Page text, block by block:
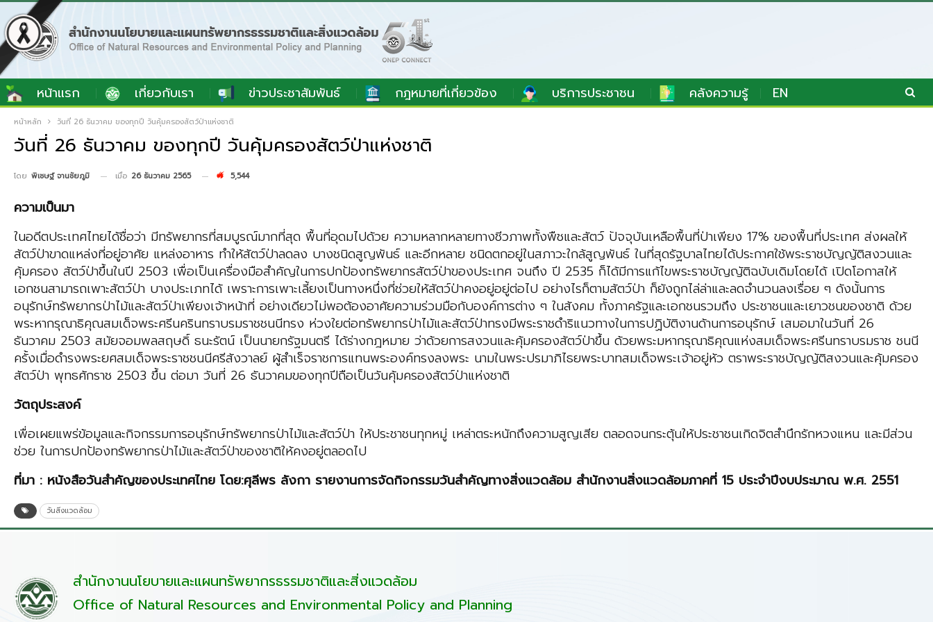
หน้าแรก เกี่ยวกับเรา ข่าวประชาสัมพันธ์ กฎหมายที่เกี่ยวข้อง บริการประชาชน คลังความรู้ EN
หน้าหลัก วันที่ 26 ธันวาคม ของทุกปี วันคุ้มครองสัตว์ป่าแห่งชาติ
วันที่ 26 ธันวาคม ของทุกปี วันคุ้มครองสัตว์ป่าแห่งชาติ
โดย พิเชษฐ์ จานชัยภูมิ เมื่อ 26 ธันวาคม 2565 5,544
ความเป็นมา
ในอดีตประเทศไทยได้ชื่อว่า มีทรัพยากรที่สมบูรณ์มากที่สุด พื้นที่อุดมไปด้วย ความหลากหลายทางชีวภาพทั้งพืชและสัตว์ ปัจจุบันเหลือพื้นที่ป่าเพียง 17% ของพื้นที่ประเทศ ส่งผลให้
สัตว์ป่าขาดแหล่งที่อยู่อาศัย แหล่งอาหาร ทําให้สัตว์ป่าลดลง บางชนิดสูญพันธ์ และอีกหลาย ชนิดตกอยู่ในสภาวะใกล้สูญพันธ์ ในที่สุดรัฐบาลไทยได้ประกาศใช้พระราชบัญญัติสงวนและ
คุ้มครอง สัตว์ป่าขึ้นในปี 2503 เพื่อเป็นเครื่องมือสําคัญในการปกป้องทรัพยากรสัตว์ป่าของประเทศ จนถึง ปี 2535 ก็ได้มีการแก้ไขพระราชบัญญัติฉบับเดิมโดยได้ เปิดโอกาสให้
เอกชนสามารถเพาะสัตว์ป่า บางประเภทได้ เพราะการเพาะเลี้ยงเป็นทางหนึ่งที่ช่วยให้สัตว์ป่าคงอยู่อยู่ต่อไป อย่างไรก็ตามสัตว์ป่า ก็ยังถูกไล่ล่าและลดจํานวนลงเรื่อย ๆ ดังนั้นการ
อนุรักษ์ทรัพยากรป่าไม้และสัตว์ป่าเพียงเจ้าหน้าที่ อย่างเดียวไม่พอต้องอาศัยความร่วมมือกับองค์การต่าง ๆ ในสังคม ทั้งภาครัฐและเอกชนรวมถึง ประชาชนและเยาวชนของชาติ ด้วย
พระหากรุณาธิคุณสมเด็จพระศรีนครินทราบรมราชชนนีทรง ห่วงใยต่อทรัพยากรป่าไม้และสัตว์ป่าทรงมีพระราชดําริแนวทางในการปฏิบัติงานด้านการอนุรักษ์ เสมอมาในวันที่ 26
ธันวาคม 2503 สมัยจอมพลสฤษดิ์ ธนะรัตน์ เป็นนายกรัฐมนตรี ได้ร่างกฎหมาย ว่าด้วยการสงวนและคุ้มครองสัตว์ป่าขึ้น ด้วยพระมหากรุณาธิคุณแห่งสมเด็จพระศรีนทราบรมราช ชนนี
ครั้งเมื่อดํารงพระยศสมเด็จพระราชชนนีศรีสังวาลย์ ผู้สําเร็จราชการแทนพระองค์ทรงลงพระ นามในพระปรมาภิไธยพระบาทสมเด็จพระเจ้าอยู่หัว ตราพระราชบัญญัติสงวนและคุ้มครอง
สัตว์ป่า พุทธศักราช 2503 ขึ้น ต่อมา วันที่ 26 ธันวาคมของทุกปีถือเป็นวันคุ้มครองสัตว์ป่าแห่งชาติ
วัตถุประสงค์
เพื่อเผยแพร่ข้อมูลและกิจกรรมการอนุรักษ์ทรัพยากรป่าไม้และสัตว์ป่า ให้ประชาชนทุกหมู่ เหล่าตระหนักถึงความสูญเสีย ตลอดจนกระตุ้นให้ประชาชนเกิดจิตสํานึกรักหวงแหน และมีส่วน
ช่วย ในการปกป้องทรัพยากรป่าไม้และสัตว์ป่าของชาติให้คงอยู่ตลอดไป
ที่มา : หนังสือวันสําคัญของประเทศไทย โดย:ศุลีพร ลังกา รายงานการจัดกิจกรรมวันสําคัญทางสิ่งแวดล้อม สํานักงานสิ่งแวดล้อมภาคที่ 15 ประจําปีงบประมาณ พ.ศ. 2551
วันสิ่งแวดล้อม
สำนักงานนโยบายและแผนทรัพยากรธรรมชาติและสิ่งแวดล้อม
Office of Natural Resources and Environmental Policy and Planning